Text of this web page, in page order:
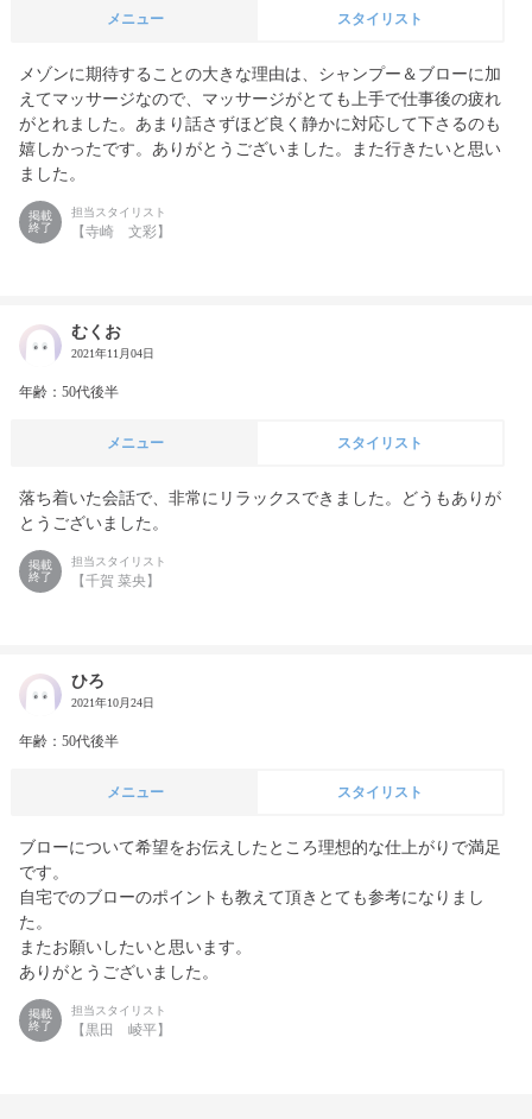
メニュー スタイリスト
メゾンに期待することの大きな理由は、シャンプー＆ブローに加
えてマッサージなので、マッサージがとても上手で仕事後の疲れ
がとれました。あまり話さずほど良く静かに対応して下さるのも
嬉しかったです。ありがとうございました。また行きたいと思い
ました。
掲載
終了
担当スタイリスト
【寺崎 文彩】
むくお
2021年11月04日
年齢：50代後半
メニュー スタイリスト
落ち着いた会話で、非常にリラックスできました。どうもありが
とうございました。
掲載
終了
担当スタイリスト
【千賀 菜央】
ひろ
2021年10月24日
年齢：50代後半
メニュー スタイリスト
ブローについて希望をお伝えしたところ理想的な仕上がりで満足
です。
自宅でのブローのポイントも教えて頂きとても参考になりまし
た。
またお願いしたいと思います。
ありがとうございました。
掲載
終了
担当スタイリスト
【黒田 崚平】